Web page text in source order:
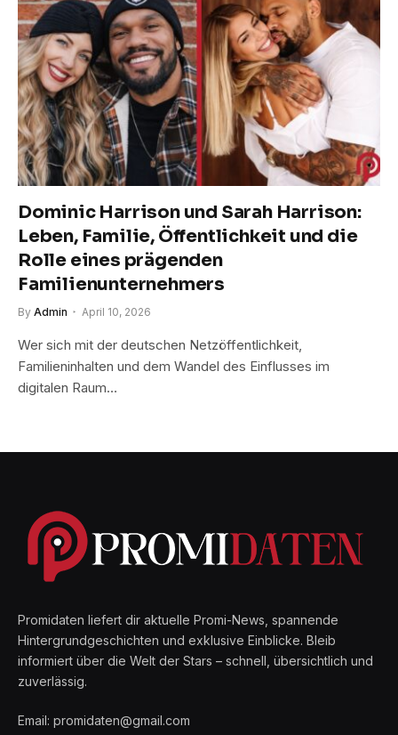
Dominic Harrison und Sarah Harrison:
Leben, Familie, Öffentlichkeit und die
Rolle eines prägenden
Familienunternehmers
By Admin April 10, 2026
Wer sich mit der deutschen Netzöffentlichkeit,
Familieninhalten und dem Wandel des Einflusses im
digitalen Raum…
Promidaten liefert dir aktuelle Promi-News, spannende
Hintergrundgeschichten und exklusive Einblicke. Bleib
informiert über die Welt der Stars – schnell, übersichtlich und
zuverlässig.
Email: promidaten@gmail.com